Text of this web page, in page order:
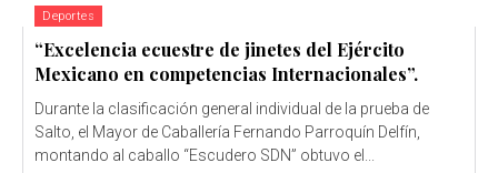
Deportes
“Excelencia ecuestre de jinetes del Ejército
Mexicano en competencias Internacionales”.
Durante la clasificación general individual de la prueba de
Salto, el Mayor de Caballería Fernando Parroquín Delfín,
montando al caballo “Escudero SDN” obtuvo el...